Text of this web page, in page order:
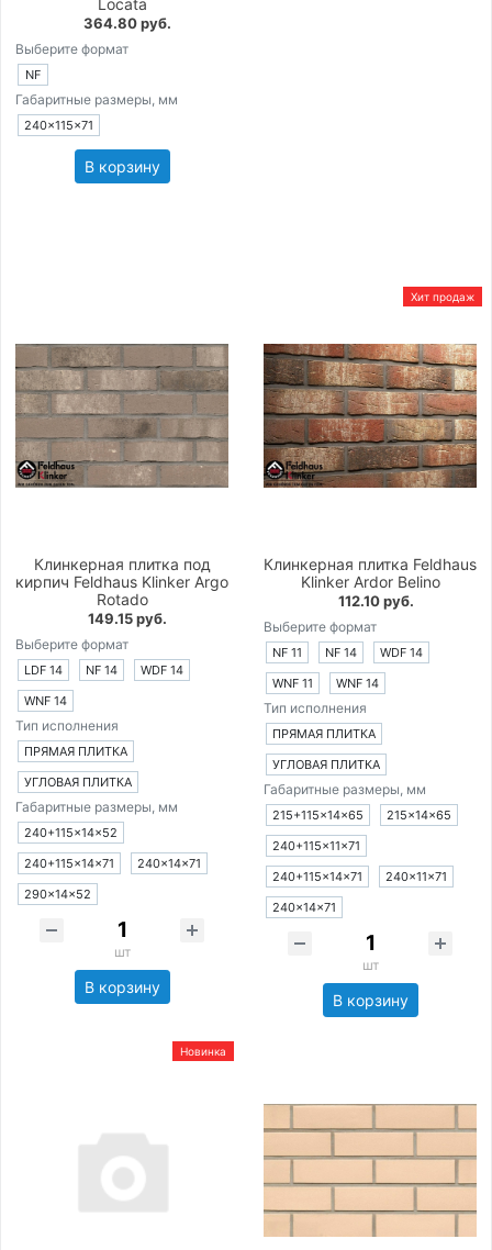
Locata
364.80 руб.
Выберите формат
NF
Габаритные размеры, мм
240×115×71
В корзину
Клинкерная плитка под
кирпич Feldhaus Klinker Argo
Rotado
149.15 руб.
Выберите формат
LDF 14 NF 14
WDF 14
WNF 14
Тип исполнения
ПРЯМАЯ ПЛИТКА
УГЛОВАЯ ПЛИТКА
Габаритные размеры, мм
240+115×14×52
240+115×14×71
240×14×71
290×14×52
шт
В корзину
Хит продаж
Клинкерная плитка Feldhaus
Klinker Ardor Belino
112.10 руб.
Выберите формат
NF 11 NF 14
WDF 14
WNF 11
WNF 14
Тип исполнения
ПРЯМАЯ ПЛИТКА
УГЛОВАЯ ПЛИТКА
Габаритные размеры, мм
215+115×14×65
215×14×65
240+115×11×71
240+115×14×71
240×11×71
240×14×71
шт
В корзину
Новинка